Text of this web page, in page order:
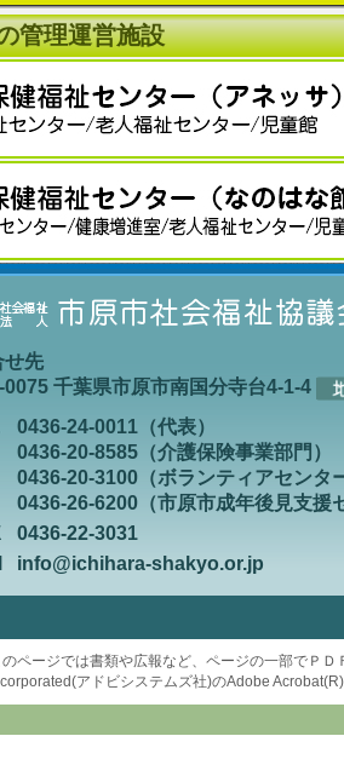
管理運営施設
せ先
0075 千葉県市原市南国分寺台4-1-4
0436-24-0011（代表）
0436-20-8585（介護保険事業部門）
0436-20-3100（ボランティアセンタ
0436-26-6200（市原市成年後見支援
0436-22-3031
info@ichihara-shakyo.or.jp
のページでは書類や広報など、ページの一部でＰ
アドビシステムズ社)のAdobe